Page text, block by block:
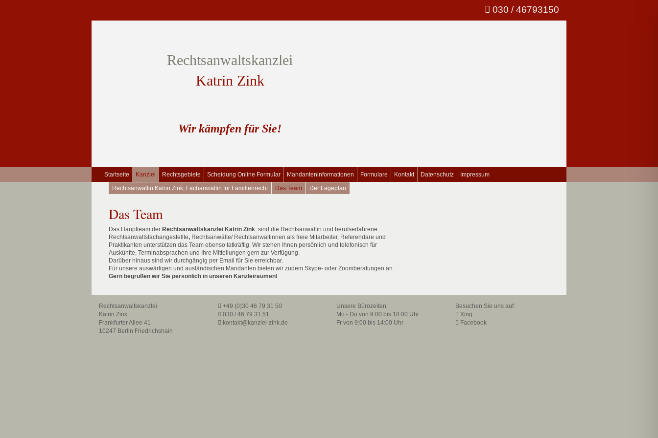
030 / 46793150
Rechtsanwaltskanzlei
Katrin Zink
Wir kämpfen für Sie!
Startseite Kanzlei Rechtsgebiete Scheidung Online Formular Mandanteninformationen Formulare Kontakt Datenschutz
Impressum
Rechtsanwältin Katrin Zink, Fachanwältin für Familienrecht
Das Team Der Lageplan
Das Team
Das Hauptteam der Rechtsanwaltskanzlei Katrin Zink sind die Rechtsanwältin und berufserfahrene
Rechtsanwaltsfachangestellte, Rechtsanwälte/ Rechtsanwältinnen als freie Mitarbeiter, Referendare und
Praktikanten unterstützen das Team ebenso tatkräftig. Wir stehen Ihnen persönlich und telefonisch für
Auskünfte, Terminabsprachen und Ihre Mitteilungen gern zur Verfügung.
Darüber hinaus sind wir durchgängig per Email für Sie erreichbar.
Für unsere auswärtigen und ausländischen Mandanten bieten wir zudem Skype- oder Zoomberatungen an.
Gern begrüßen wir Sie persönlich in unseren Kanzleiräumen!
Rechtsanwaltskanzlei
Katrin Zink
Frankfurter Allee 41
10247 Berlin Friedrichshain
+49 (0)30 46 79 31 50
030 / 46 79 31 51
kontakt@kanzlei-zink.de
Unsere Bürozeiten:
Mo - Do von 9:00 bis 18:00 Uhr
Fr von 9:00 bis 14:00 Uhr
Besuchen Sie uns auf:
Xing
Facebook